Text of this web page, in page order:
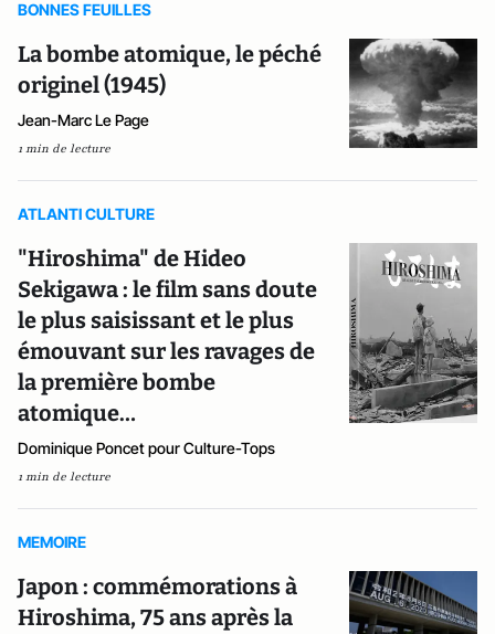
BONNES FEUILLES
La bombe atomique, le péché
originel (1945)
Jean-Marc Le Page
1 min de lecture
ATLANTI CULTURE
"Hiroshima" de Hideo
Sekigawa : le film sans doute
le plus saisissant et le plus
émouvant sur les ravages de
la première bombe
atomique…
Dominique Poncet pour Culture-Tops
1 min de lecture
MEMOIRE
Japon : commémorations à
Hiroshima, 75 ans après la